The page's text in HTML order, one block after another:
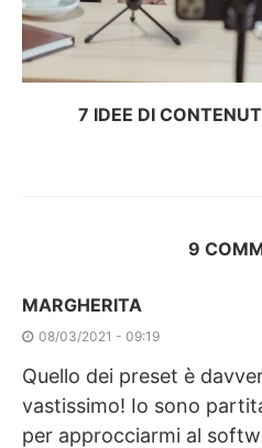
7 IDEE DI
9
MARGHERITA
08/03/2021 - 09:19
Quello dei preset è
vastissimo! Io sono
per approcciarmi al